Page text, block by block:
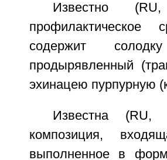
Известно
профилактическое
содержит
продырявленный
эхинацею пурпурную
Известна (RU,
композиция,
выполненное в